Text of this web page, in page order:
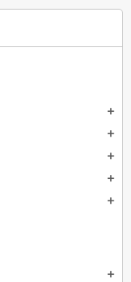
add
add
add
add
add
add